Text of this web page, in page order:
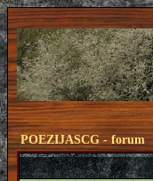
POEZIJASCG - forum